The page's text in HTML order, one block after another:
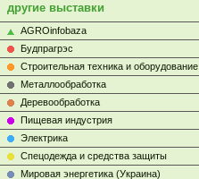
другие выставки
AGROinfobaza
Будпрагрэс
Строительная техника и оборудование
Металлообработка
Деревообработка
Пищевая индустрия
Электрика
Cпецодежда и средства защиты
Мировая энергетика (Украина)